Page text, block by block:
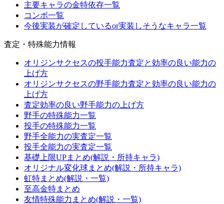
主要キャラの金特依存一覧
コンボ一覧
今後実装が確定しているor実装しそうなキャラ一覧
査定・特殊能力情報
オリジンサクセスの投手能力査定と効率の良い能力の
上げ方
オリジンサクセスの野手能力査定と効率の良い能力の
上げ方
査定効率の良い野手能力の上げ方
野手の特殊能力一覧
投手の特殊能力一覧
野手全能力の実査定一覧
投手全能力の実査定一覧
基礎上限UPまとめ(解説・所持キャラ)
オリジナル変化球まとめ(解説・所持キャラ)
虹特まとめ(解説・一覧)
至高金特まとめ
友情特殊能力まとめ(解説・一覧)